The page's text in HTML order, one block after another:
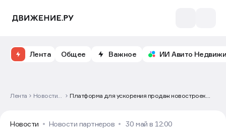
Лента Общее Важное ИИ Авито
Лента
Новости
Платформа для ускорения продаж новостроек
Новости Новости партнеров 30 май в 12:00